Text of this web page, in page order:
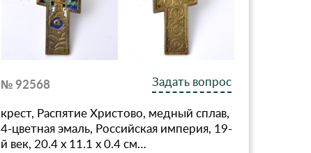
№ 92568
Задать вопрос
крест, Распятие Христово, медный сплав,
4-цветная эмаль, Российская империя, 19-
й век, 20.4 x 11.1 x 0.4 см…